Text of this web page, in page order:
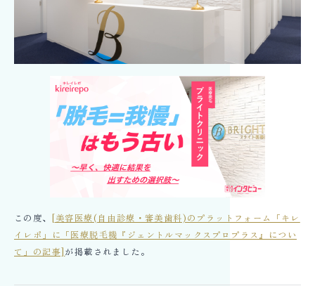
この度、 [美容医療(自由診療・審美歯科)のプラットフォーム「キレ
イレポ」に「医療脱毛機『ジェントルマックスプロプラス』につい
て」の記事]が掲載されました。